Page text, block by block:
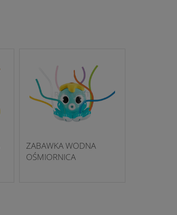
ZABAWKA WODNA
OŚMIORNICA